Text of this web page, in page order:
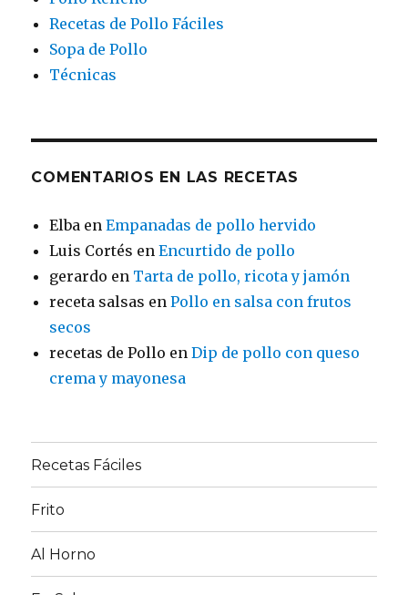
Recetas de Pollo Fáciles
Sopa de Pollo
Técnicas
COMENTARIOS EN LAS RECETAS
Elba enEmpanadas de pollo hervido
Luis Cortés enEncurtido de pollo
gerardo en Tarta de pollo, ricota y jamón
receta salsas enPollo en salsa con frutos
secos
recetas de Pollo enDip de pollo con queso
crema y mayonesa
Recetas Fáciles
Frito
Al Horno